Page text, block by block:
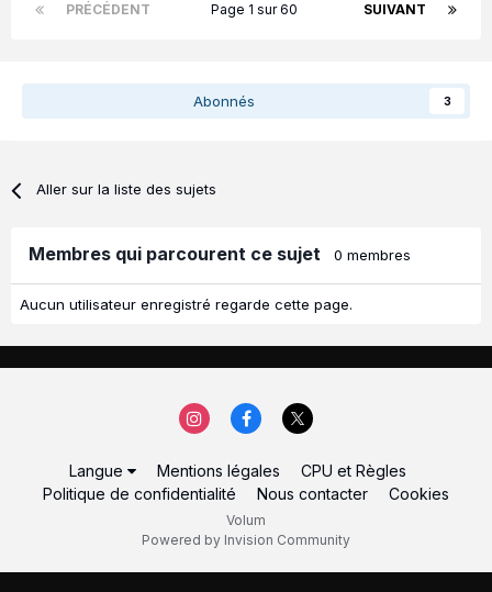
PRÉCÉDENT SUIVANT
Page 1 sur 60
Abonnés 3
Aller sur la liste des sujets
Membres qui parcourent ce sujet 0 membres
Aucun utilisateur enregistré regarde cette page.
Langue Mentions légales
CPU et Règles
Politique de confidentialité
Nous contacter Cookies
Volum
Powered by Invision Community